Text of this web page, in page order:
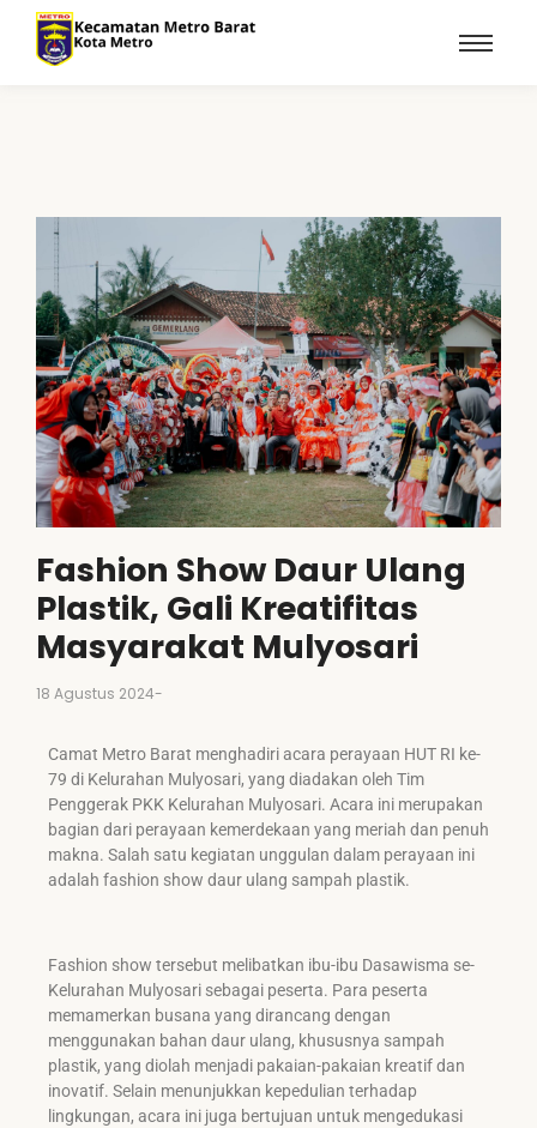
Fashion Show Daur Ulang
Plastik, Gali Kreatifitas
Masyarakat Mulyosari
18 Agustus 2024-
Camat Metro Barat menghadiri acara perayaan HUT RI ke-
79 di Kelurahan Mulyosari, yang diadakan oleh Tim
Penggerak PKK Kelurahan Mulyosari. Acara ini merupakan
bagian dari perayaan kemerdekaan yang meriah dan penuh
makna. Salah satu kegiatan unggulan dalam perayaan ini
adalah fashion show daur ulang sampah plastik.
Fashion show tersebut melibatkan ibu-ibu Dasawisma se-
Kelurahan Mulyosari sebagai peserta. Para peserta
memamerkan busana yang dirancang dengan
menggunakan bahan daur ulang, khususnya sampah
plastik, yang diolah menjadi pakaian-pakaian kreatif dan
inovatif. Selain menunjukkan kepedulian terhadap
lingkungan, acara ini juga bertujuan untuk mengedukasi